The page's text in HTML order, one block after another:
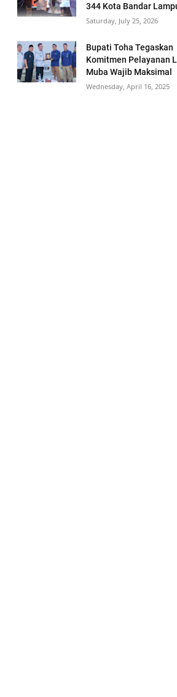
344 Kota Bandar
Saturday, July 25, 2026
Bupati Toha Tegaskan
Komitmen Pelayanan
Muba Wajib Maksimal
Wednesday, April 16, 2025